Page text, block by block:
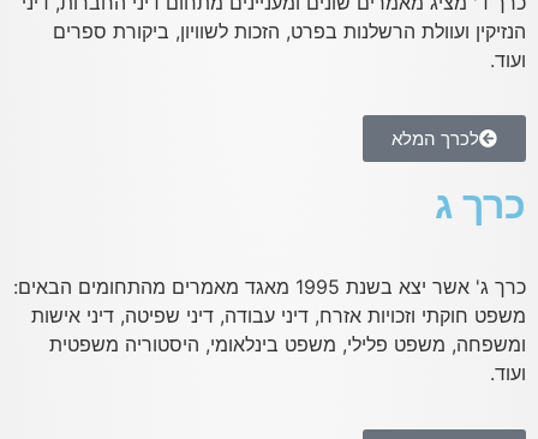
הנזיקין ועוולת הרשלנות בפרט, הזכות לשוויון, ביקורת ספרים
ועוד.
לכרך המלא
כרך ג
כרך ג' אשר יצא בשנת 1995 מאגד מאמרים מהתחומים הבאים:
משפט חוקתי וזכויות אזרח, דיני עבודה, דיני שפיטה, דיני אישות
ומשפחה, משפט פלילי, משפט בינלאומי, היסטוריה משפטית
ועוד.